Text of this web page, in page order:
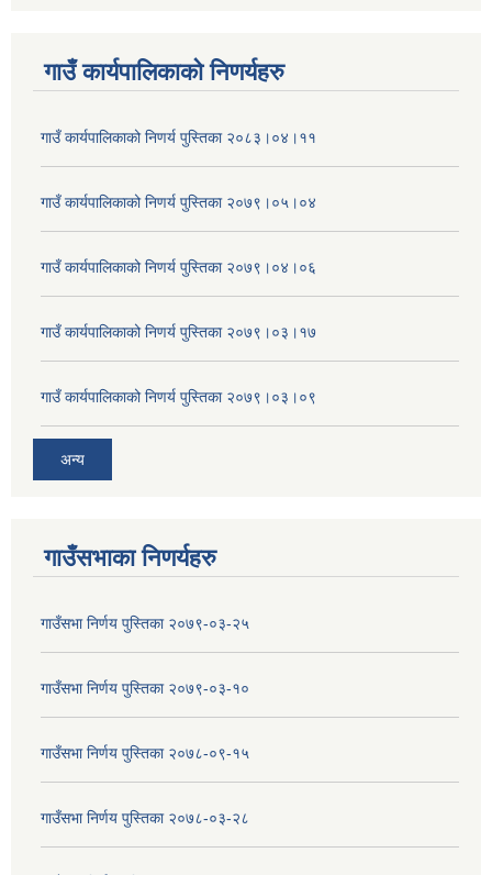
गाउँ कार्यपालिकाकाे निणर्यहरु
गाउँ कार्यपालिकाको निणर्य पुस्तिका २०८३।०४।११
गाउँ कार्यपालिकाको निणर्य पुस्तिका २०७९।०५।०४
गाउँ कार्यपालिकाको निणर्य पुस्तिका २०७९।०४।०६
गाउँ कार्यपालिकाको निणर्य पुस्तिका २०७९।०३।१७
गाउँ कार्यपालिकाको निणर्य पुस्तिका २०७९।०३।०९
अन्य
गाउँसभाका निणर्यहरु
गाउँसभा निर्णय पुस्तिका २०७९-०३-२५
गाउँसभा निर्णय पुस्तिका २०७९-०३-१०
गाउँसभा निर्णय पुस्तिका २०७८-०९-१५
गाउँसभा निर्णय पुस्तिका २०७८-०३-२८